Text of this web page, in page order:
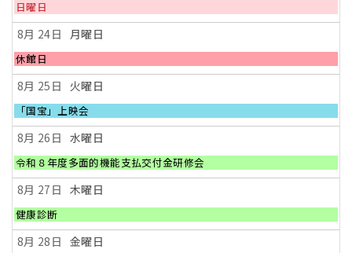
月
22nd
2026
日
曜
日,
8
月
23rd
2026
日曜日
月曜日
8月 24
月
曜
日,
8
月
24th
2026
休館日
火曜日
8月 25
火
曜
日,
8
月
25th
2026
「国宝」上映会
水曜日
8月 26
水
曜
日,
8
月
26th
2026
令和８年度多面的機能支払交付金研修会
木曜日
8月 27
木
曜
日,
健康診断
金曜日
8月 28